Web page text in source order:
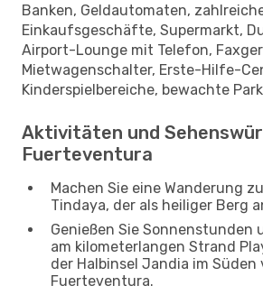
Banken, Geldautomaten,
Einkaufsgeschäfte, Supermarkt,
Airport-Lounge mit Telefon,
Mietwagenschalter, Erste-Hilfe-
Kinderspielbereiche, bewachte
Aktivitäten und
Fuerteventura
Machen Sie eine Wanderung
Tindaya, der als heiliger Berg
Genießen Sie Sonnenstunden
am kilometerlangen Strand
der Halbinsel Jandia im Süden
Fuerteventura.